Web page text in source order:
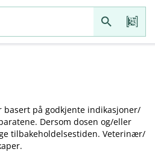
på godkjente indikasjoner​/​
Dersom dosen og​/​eller
tilbakeholdelsestiden. Veterinær​/​